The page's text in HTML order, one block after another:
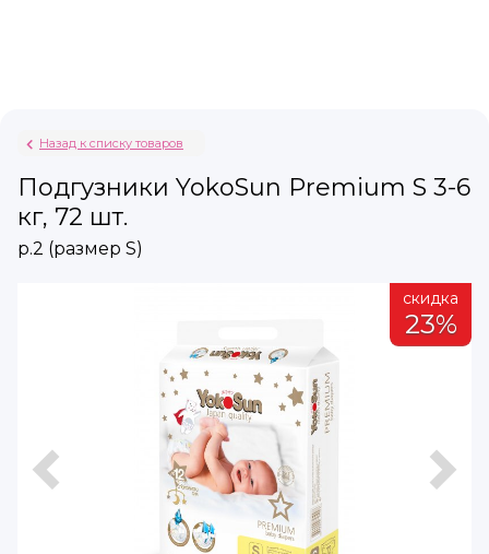
Назад к списку товаров
Подгузники YokoSun Premium S 3-6
кг, 72 шт.
р.2 (размер S)
скидка
23%